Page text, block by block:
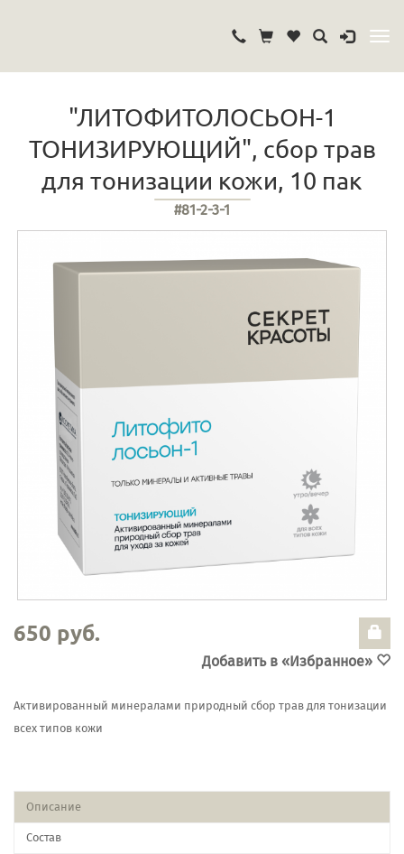
"ЛИТОФИТОЛОСЬОН-1
ТОНИЗИРУЮЩИЙ", сбор трав
для тонизации кожи, 10 пак
#81-2-3-1
650 руб.
Добавить в «Избранное»
Активированный минералами природный сбор трав для тонизации
всех типов кожи
Описание
Состав